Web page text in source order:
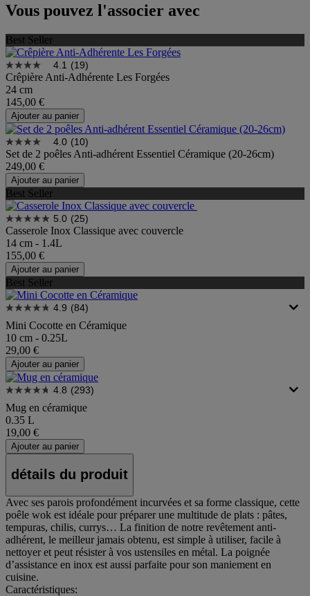
Vous pouvez l'associer avec
Best Seller
4.1 (19)
Crêpière Anti-Adhérente Les Forgées
24 cm
145,00 €
Ajouter au panier
4.0 (10)
Set de 2 poêles Anti-adhérent Essentiel Céramique (20-26cm)
249,00 €
Ajouter au panier
Best Seller
5.0 (25)
Casserole Inox Classique avec couvercle
14 cm - 1.4L
155,00 €
Ajouter au panier
Best Seller
4.9 (84)
Mini Cocotte en Céramique
10 cm - 0.25L
29,00 €
Ajouter au panier
4.8 (293)
Mug en céramique
0.35 L
19,00 €
Ajouter au panier
détails du produit
Avec ses parois profondément incurvées et sa forme classique, cette
poêle wok est idéale pour préparer une multitude de plats : pâtes,
tempuras, chilis, currys… La finition de notre revêtement anti-
adhérent, le meilleur jamais obtenu, est simple à utiliser, facile à
nettoyer et peut résister à vos ustensiles en métal. La poignée
d’assistance en inox est aussi parfaite pour son maniement en
cuisine.
Caractéristiques: